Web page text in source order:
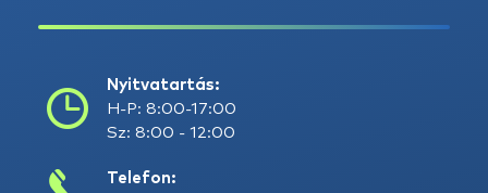
Nyitvatartás:
H-P: 8:00-17:00
Sz: 8:00 - 12:00
Telefon: